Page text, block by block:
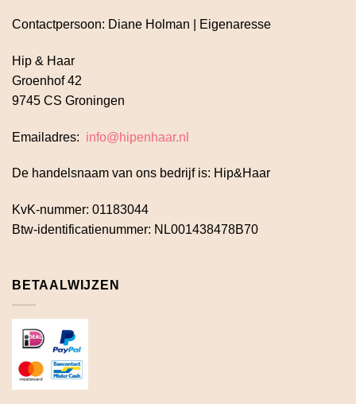
Contactpersoon: Diane Holman | Eigenaresse
Hip & Haar
Groenhof 42
9745 CS Groningen
Emailadres: info@hipenhaar.nl
De handelsnaam van ons bedrijf is: Hip&Haar
KvK-nummer: 01183044
Btw-identificatienummer: NL001438478B70
BETAALWIJZEN